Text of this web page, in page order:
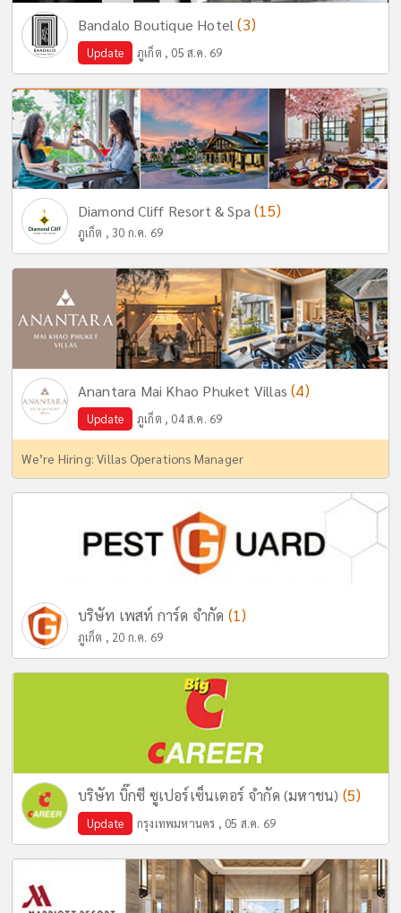
Bandalo Boutique Hotel(3)
Update ภูเก็ต , 05 ส.ค. 69
Diamond Cliff Resort & Spa(15)
ภูเก็ต , 30 ก.ค. 69
Anantara Mai Khao Phuket Villas(4)
Update ภูเก็ต , 04 ส.ค. 69
We’re Hiring: Villas Operations Manager
บริษัท เพสท์ การ์ด จำกัด (1)
ภูเก็ต , 20 ก.ค. 69
บริษัท บิ๊กซี ซูเปอร์เซ็นเตอร์ จำกัด (มหาชน) (5)
Update กรุงเทพมหานคร , 05 ส.ค. 69